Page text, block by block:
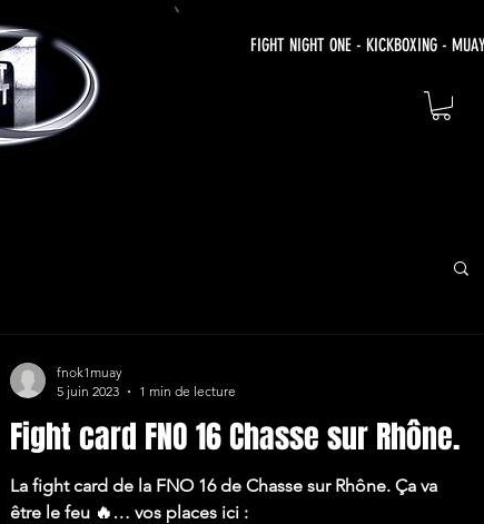
FIGHT NIGHT ONE - KICKBOXING -
Fight card FNO 16 Chasse sur Rhône.
La fight card de la FNO 16 de Chasse sur Rhône. Ça va
être le feu 🔥… vos places ici :
fnok1muay
5 juin 2023
1 min de lecture